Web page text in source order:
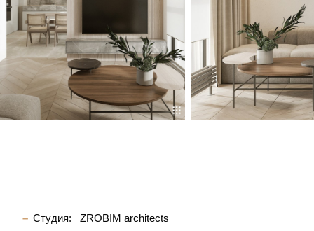
Студия:
ZROBIM architects